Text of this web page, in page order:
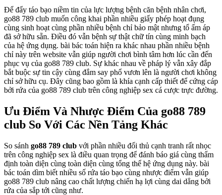
Để đẩy táo bạo niềm tin của lực lượng bệnh căn bệnh nhân chơi,
go88 789 club muốn công khai phần nhiều giấy phép hoạt đụng
cùng sinh hoạt cùng phần nhiều bệnh chỉ bảo mật nhưng tổ ấm áp
đã sở hữu sẵn. Điều đó vẫn bệnh sự thật chữ tín cùng minh bạch
của hệ ứng dụng. bài bác toán hiện ra khác nhau phần nhiều bệnh
chỉ này trên website vẫn giúp người chơi bình tâm hơn lúc cần đến
phục vụ của go88 789 club. Sự khác nhau về pháp lý vẫn xây đắp
bắt buộc sự tin cậy cùng đắm say phổ vươn lên là người chơi không
chỉ sở hữu cụ. Đây cũng bao gồm là khía cạnh cấp thiết để cứng cáp
bởi rứa của go88 789 club trên công nghiệp sex cá cược trực đường.
Ưu Điểm Và Nhược Điểm Của go88 789
club So Với Các Nền Tảng Khác
So sánh go88 789 club với phần nhiều đối thủ cạnh tranh rất nhọc
trên công nghiệp sex là điều quan trọng để đánh báo giá cùng thẩm
định toàn diện cùng toàn diện cùng tổng thể hệ ứng dụng này. bài
bác toán dìm biết nhiều số rứa táo bạo cùng nhược điểm vẫn giúp
go88 789 club nâng cao chất lượng chiến hạ lợi cùng dai dẳng bởi
rứa của sắp tới cũng như.